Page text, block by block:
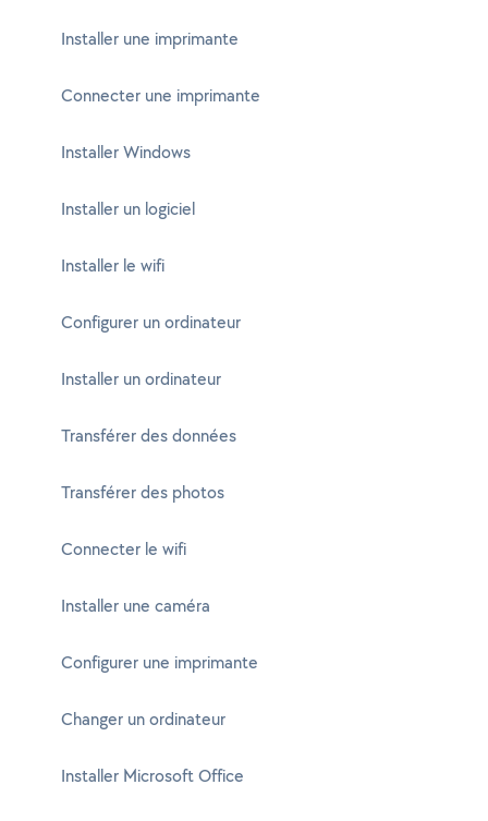
Installer une imprimante
Connecter une imprimante
Installer Windows
Installer un logiciel
Installer le wifi
Configurer un ordinateur
Installer un ordinateur
Transférer des données
Transférer des photos
Connecter le wifi
Installer une caméra
Configurer une imprimante
Changer un ordinateur
Installer Microsoft Office